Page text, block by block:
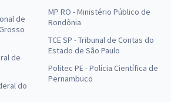
de
de
do
MP RO - Ministério Público de
Rondônia
TCE SP - Tribunal de Contas do
Estado de São Paulo
Politec PE - Polícia Científica de
Pernambuco